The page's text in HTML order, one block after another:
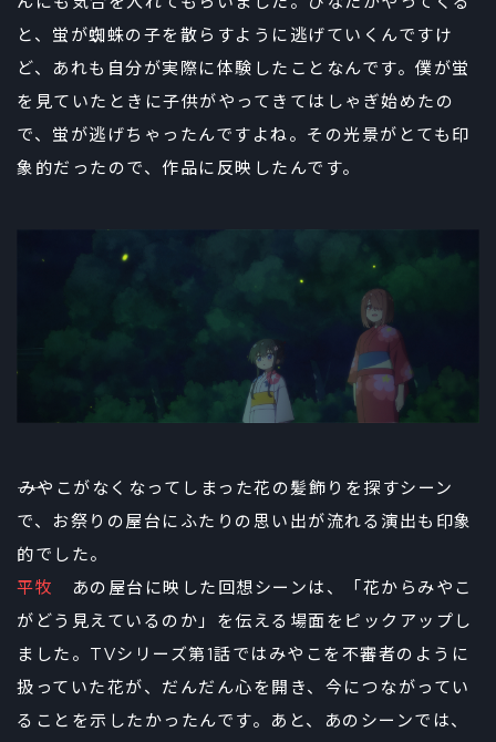
と、蛍が蜘蛛の子を散らすように逃げていくんですけ
ど、あれも自分が実際に体験したことなんです。僕が蛍
を見ていたときに子供がやってきてはしゃぎ始めたの
で、蛍が逃げちゃったんですよね。その光景がとても印
象的だったので、作品に反映したんです。
――みやこがなくなってしまった花の髪飾りを探すシーン
で、お祭りの屋台にふたりの思い出が流れる演出も印象
的でした。
平牧 あの屋台に映した回想シーンは、「花からみやこ
がどう見えているのか」を伝える場面をピックアップし
ました。TVシリーズ第1話ではみやこを不審者のように
扱っていた花が、だんだん心を開き、今につながってい
ることを示したかったんです。あと、あのシーンでは、